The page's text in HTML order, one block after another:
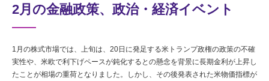
2月の金融政策、政治・経済イベント
1月の株式市場では、上旬は、20日に発足する米トランプ政権の政策の不確
実性や、米欧で利下げペースが鈍化するとの懸念を背景に長期金利が上昇し
たことが相場の重荷となりました。しかし、その後発表された米物価指標が